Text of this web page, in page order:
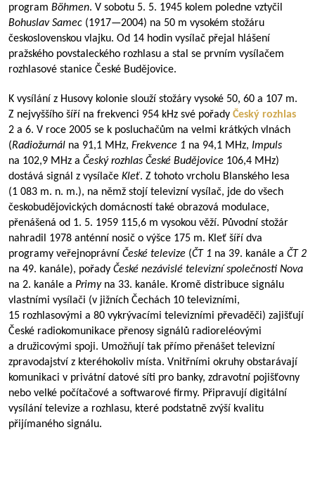
program Böhmen. V sobotu 5. 5. 1945 kolem poledne vztyčil
Bohuslav Samec (1917—2004) na 50 m vysokém stožáru
československou vlajku. Od 14 hodin vysílač přejal hlášení
pražského povstaleckého rozhlasu a stal se prvním vysílačem
rozhlasové stanice České Budějovice.
K vysílání z Husovy kolonie slouží stožáry vysoké 50, 60 a 107 m.
Z nejvyššího šíří na frekvenci 954 kHz své pořady Český rozhlas
2 a 6. V roce 2005 se k posluchačům na velmi krátkých vlnách
(Radiožurnál na 91,1 MHz, Frekvence 1 na 94,1 MHz, Impuls
na 102,9 MHz a Český rozhlas České Budějovice 106,4 MHz)
dostává signál z vysílače Kleť. Z tohoto vrcholu Blanského lesa
(1 083 m. n. m.), na němž stojí televizní vysílač, jde do všech
českobudějovických domácností také obrazová modulace,
přenášená od 1. 5. 1959 115,6 m vysokou věží. Původní stožár
nahradil 1978 anténní nosič o výšce 175 m. Kleť šíří dva
programy veřejnoprávní České televize (ČT 1 na 39. kanále a ČT 2
na 49. kanále), pořady České nezávislé televizní společnosti Nova
na 2. kanále a Primyna 33. kanále. Kromě distribuce signálu
vlastními vysílači (v jižních Čechách 10 televizními,
15 rozhlasovými a 80 vykrývacími televizními převaděči) zajišťují
České radiokomunikace přenosy signálů radioreléovými
a družicovými spoji. Umožňují tak přímo přenášet televizní
zpravodajství z kteréhokoliv místa. Vnitřními okruhy obstarávají
komunikaci v privátní datové síti pro banky, zdravotní pojišťovny
nebo velké počítačové a softwarové firmy. Připravují digitální
vysílání televize a rozhlasu, které podstatně zvýší kvalitu
přijímaného signálu.